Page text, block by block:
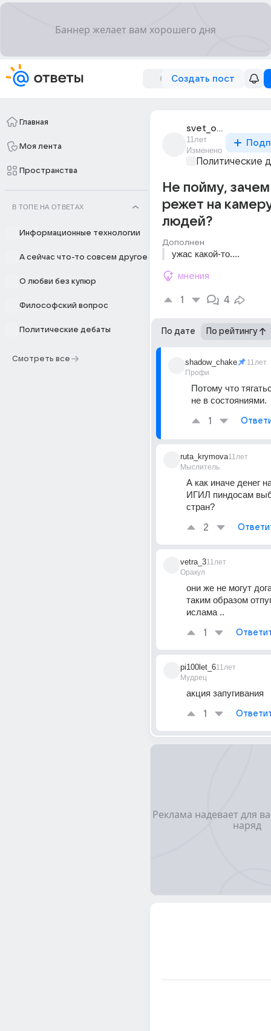
Создать пост
Главная
Моя лента
Пространства
В ТОПЕ НА ОТВЕТАХ
Информационные технологии
А сейчас что-то совсем другое
О любви без купюр
Философский вопрос
Политические дебаты
Смотреть все
svet_ognia_1
11лет
Изменено
Политические
Не пойму,
режет на
людей?
Дополнен
ужас какой-то....
мнения
1 4
По дате По рейтингу
shadow_chake
Профи
11лет
Потому что
не в состояниями.
1
ruta_krymova
Мыслитель
11лет
А как иначе денег
ИГИЛ пиндосам
стран?
2
vetra_3
Оракул
11лет
они же не могут
таким образом
ислама ..
1
pi100let_6
Мудрец
11лет
акция запугивания
1